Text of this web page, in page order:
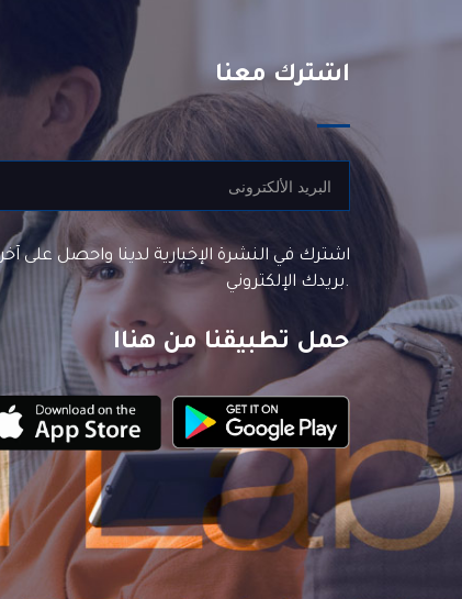
اشترك معنا
اشترك في النشرة الإخبارية لدينا واحصل على
بريدك الإلكتروني.
حمل تطبيقنا من هناا